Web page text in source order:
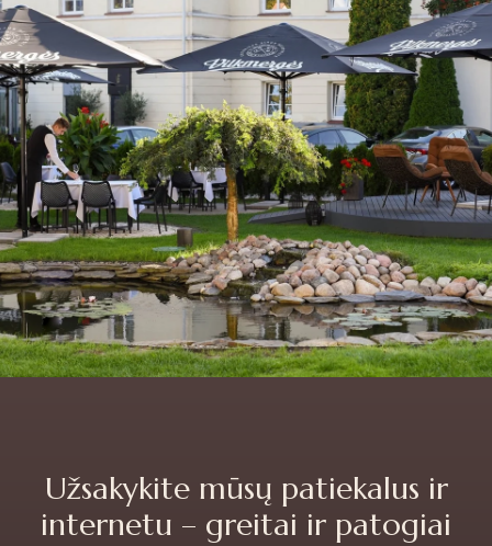
Užsakykite mūsų patiekalus ir
internetu – greitai ir patogiai